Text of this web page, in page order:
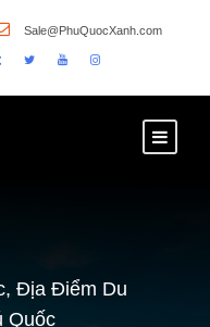
Sale@PhuQuocXanh.com
, Địa Điểm Du
Quốc